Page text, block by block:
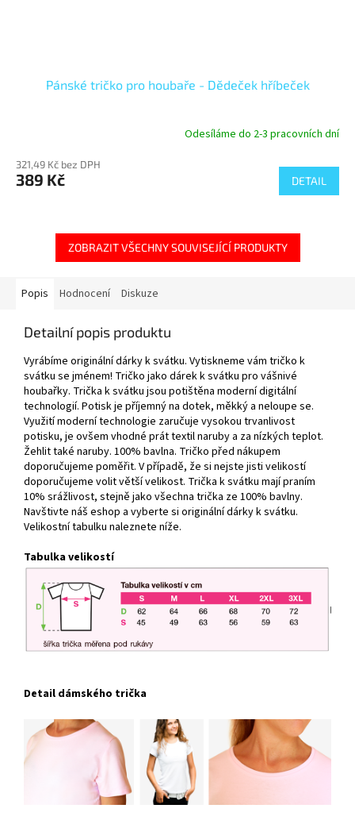
Pánské tričko pro houbaře - Dědeček hříbeček
Odesíláme do 2-3 pracovních dní
321,49 Kč bez DPH
389 Kč DETAIL
ZOBRAZIT VŠECHNY SOUVISEJÍCÍ PRODUKTY
Popis Hodnocení Diskuze
Detailní popis produktu
Vyrábíme originální dárky k svátku. Vytiskneme vám tričko k
svátku se jménem! Tričko jako dárek k svátku pro vášnivé
houbařky. Trička k svátku jsou potištěna moderní digitální
technologií. Potisk je příjemný na dotek, měkký a neloupe se.
Využití moderní technologie zaručuje vysokou trvanlivost
potisku, je ovšem vhodné prát textil naruby a za nízkých teplot.
Žehlit také naruby. 100% bavlna. Tričko před nákupem
doporučujeme poměřit. V případě, že si nejste jisti velikostí
doporučujeme volit větší velikost. Trička k svátku mají praním
10% srážlivost, stejně jako všechna trička ze 100% bavlny.
Navštivte náš eshop a vyberte si originální dárky k svátku.
Velikostní tabulku naleznete níže.
Tabulka velikostí
Detail dámského trička